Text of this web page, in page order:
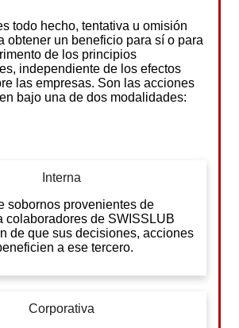
todo hecho, tentativa u omisión
obtener un beneficio para sí o para
de los principios
independiente de los efectos
las empresas. Son las acciones
bajo una de dos modalidades:
Interna
sobornos provenientes de
colaboradores de SWISSLUB
de que sus decisiones, acciones
a ese tercero.
Corporativa